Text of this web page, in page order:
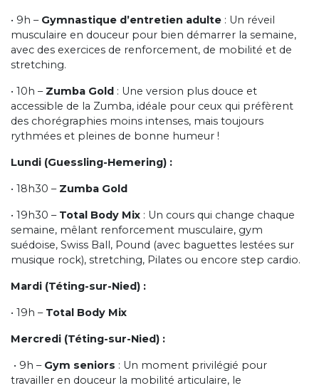
• 9h – Gymnastique d’entretien adulte : Un réveil
musculaire en douceur pour bien démarrer la semaine,
avec des exercices de renforcement, de mobilité et de
stretching.
• 10h – Zumba Gold : Une version plus douce et
accessible de la Zumba, idéale pour ceux qui préfèrent
des chorégraphies moins intenses, mais toujours
rythmées et pleines de bonne humeur !
Lundi (Guessling-Hemering) :
• 18h30 – Zumba Gold
• 19h30 – Total Body Mix : Un cours qui change chaque
semaine, mêlant renforcement musculaire, gym
suédoise, Swiss Ball, Pound (avec baguettes lestées sur
musique rock), stretching, Pilates ou encore step cardio.
Mardi (Téting-sur-Nied) :
• 19h – Total Body Mix
Mercredi (Téting-sur-Nied) :
• 9h – Gym seniors : Un moment privilégié pour
travailler en douceur la mobilité articulaire, le